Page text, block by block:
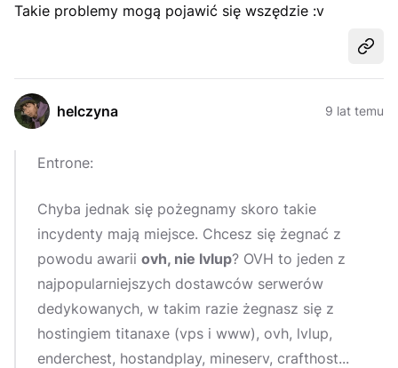
Takie problemy mogą pojawić się wszędzie :v
helczyna 9 lat temu
Entrone:
Chyba jednak się pożegnamy skoro takie
incydenty mają miejsce. Chcesz się żegnać z
powodu awarii ovh, nie lvlup? OVH to jeden z
najpopularniejszych dostawców serwerów
dedykowanych, w takim razie żegnasz się z
hostingiem titanaxe (vps i www), ovh, lvlup,
enderchest, hostandplay, mineserv, crafthost...